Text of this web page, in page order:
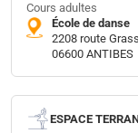
Cours adultes
École de danse
2208 route
06600 ANTIBES
ESPACE